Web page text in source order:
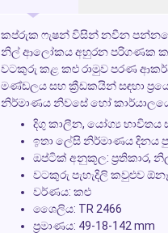
කප්රුක ෆැෂන් විසින් නවීන පන්නයේ
නිල් ආලෝකය අහුරන පරිගණක
වටකුරු කළ කළු රාමුව පරණ
මණ්ඩලය සහ ක්‍රීඩකයින් සඳහා
නිර්මාණය නිවසේ හෝ
දිගු කාලීන, යෝග්‍ය භාවිතය
ඉතා ලේසි නිර්මාණය දිනය
ඔප්ටික් අනුකූල: ප්‍රතිකාර,
වටකුරු පැහැදිලි කවුළුව
වර්ණය: කළු
ශෛලිය: TR 2466
ප්‍රමාණය: 49-18-142 mm